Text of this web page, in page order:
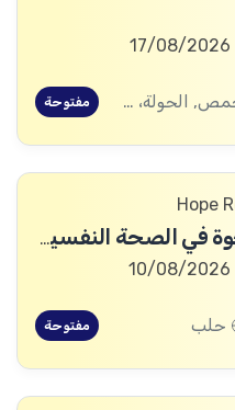
تلدو، حمص, الحولة، حمص مفتوحة
طبيب رأب الفجوة في الصحة النفسية (mhGAP Doctor)
حلب مفتوحة